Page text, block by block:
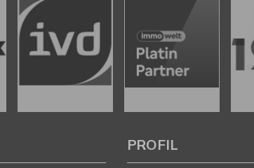
PROFIL